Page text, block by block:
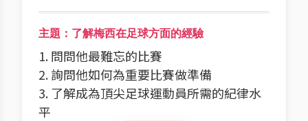
主題：了解梅西在足球方面的經驗
1. 問問他最難忘的比賽
2. 詢問他如何為重要比賽做準備
3. 了解成為頂尖足球運動員所需的紀律水
平